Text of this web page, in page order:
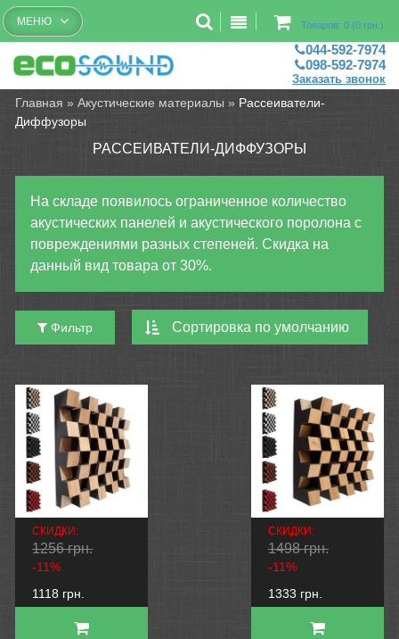
Бесплатный рассчет помещений
Товаров: 0 (0 грн.)
МЕНЮ
044-592-7974
098-592-7974
Заказать звонок
Главная »Акустические материалы » Рассеиватели-
Диффузоры
РАССЕИВАТЕЛИ-ДИФФУЗОРЫ
На складе появилось ограниченное количество
акустических панелей и акустического поролона с
повреждениями разных степеней. Скидка на
данный вид товара от 30%.
Фильтр
СКИДКИ:
1256 грн.
-11%
1118 грн.
СКИДКИ:
1498 грн.
-11%
1333 грн.